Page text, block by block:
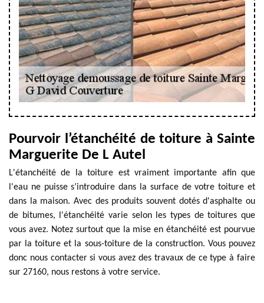
Pourvoir l’étanchéité de toiture à Sainte
Marguerite De L Autel
L'étanchéité de la toiture est vraiment importante afin que
l'eau ne puisse s’introduire dans la surface de votre toiture et
dans la maison. Avec des produits souvent dotés d'asphalte ou
de bitumes, l'étanchéité varie selon les types de toitures que
vous avez. Notez surtout que la mise en étanchéité est pourvue
par la toiture et la sous-toiture de la construction. Vous pouvez
donc nous contacter si vous avez des travaux de ce type à faire
sur 27160, nous restons à votre service.